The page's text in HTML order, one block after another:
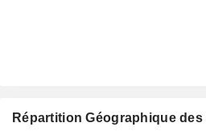
Répartition Géographique des